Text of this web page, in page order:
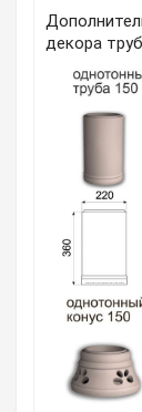
декора